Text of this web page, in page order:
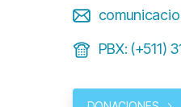
PBX: (+511)